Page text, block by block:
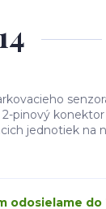
pinový
jednotiek na
odosielame do